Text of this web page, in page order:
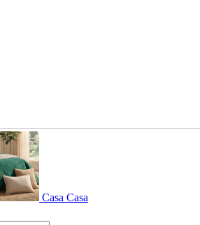
Casa Casa